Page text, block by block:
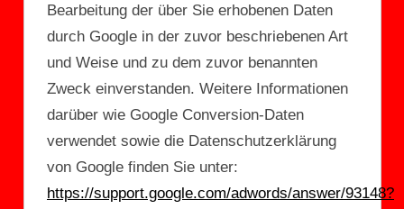
Bearbeitung der über Sie erhobenen Daten
durch Google in der zuvor beschriebenen Art
und Weise und zu dem zuvor benannten
Zweck einverstanden. Weitere Informationen
darüber wie Google Conversion-Daten
verwendet sowie die Datenschutzerklärung
von Google finden Sie unter:
https://support.google.com/adwords/answer/93148?